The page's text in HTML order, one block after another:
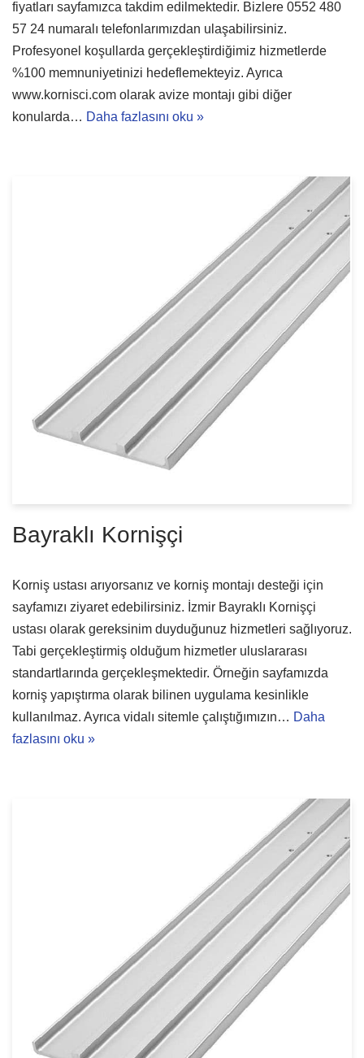
fiyatları sayfamızca takdim edilmektedir. Bizlere 0552 480
57 24 numaralı telefonlarımızdan ulaşabilirsiniz.
Profesyonel koşullarda gerçekleştirdiğimiz hizmetlerde
%100 memnuniyetinizi hedeflemekteyiz. Ayrıca
www.kornisci.com olarak avize montajı gibi diğer
konularda… Daha fazlasını oku »
Bayraklı Kornişçi
Korniş ustası arıyorsanız ve korniş montajı desteği için
sayfamızı ziyaret edebilirsiniz. İzmir Bayraklı Kornişçi
ustası olarak gereksinim duyduğunuz hizmetleri sağlıyoruz.
Tabi gerçekleştirmiş olduğum hizmetler uluslararası
standartlarında gerçekleşmektedir. Örneğin sayfamızda
korniş yapıştırma olarak bilinen uygulama kesinlikle
kullanılmaz. Ayrıca vidalı sitemle çalıştığımızın… Daha
fazlasını oku »